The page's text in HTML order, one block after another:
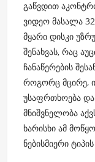
გაწვდით
ვიდეო მასალა
მყარი დისკი
შენახვას, რაც
ჩანაწერების
როგორც მცირე,
უსაფრთხოება
მნიშვნელობა
ხარისხი ამ
ნებისმიერი